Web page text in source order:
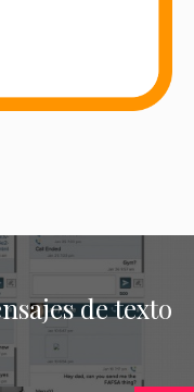
de texto